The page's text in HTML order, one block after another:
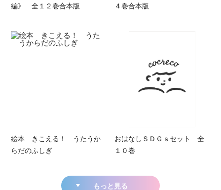
編》 全１２巻合本版
４巻合本版
絵本 きこえる！ うたうか
らだのふしぎ
おはなしＳＤＧｓセット 全
１０巻
もっと見る